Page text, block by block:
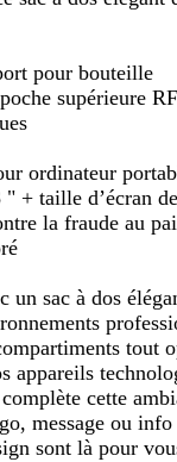
pour bouteille
supérieure
ordinateur
+ taille d’écran
la fraude au
un sac à dos
tout
appareils
cette
message ou
sont là pour